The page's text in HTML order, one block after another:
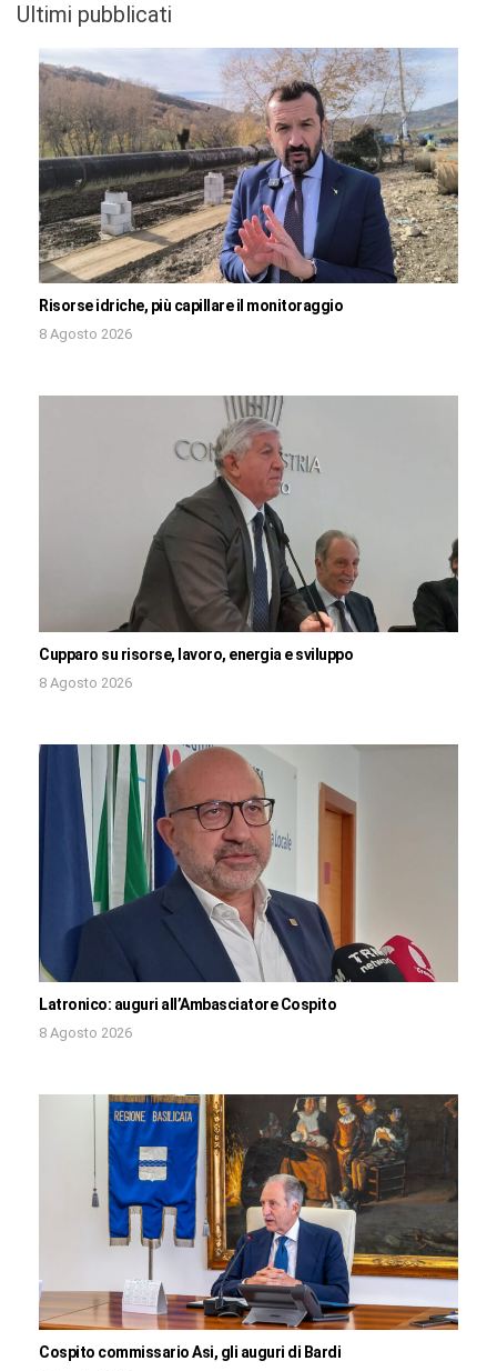
Ultimi pubblicati
Risorse idriche, più capillare il monitoraggio
8 Agosto 2026
Cupparo su risorse, lavoro, energia e sviluppo
8 Agosto 2026
Latronico: auguri all’Ambasciatore Cospito
8 Agosto 2026
Cospito commissario Asi, gli auguri di Bardi